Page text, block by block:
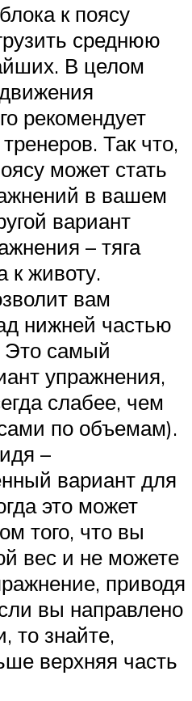
к поясу
среднюю
В целом
рекомендует
Так что,
может стать
в вашем
вариант
– тяга
к животу.
вам
нижней частью
самый
упражнения,
слабее, чем
по объемам).
–
вариант для
это может
того, что вы
вес и не можете
приводя
вы направлено
то знайте,
верхняя часть